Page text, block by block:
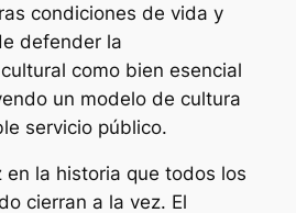
condiciones de vida y
defender la
como bien esencial
un modelo de cultura
servicio público.
en la historia que todos los
cierran a la vez. El